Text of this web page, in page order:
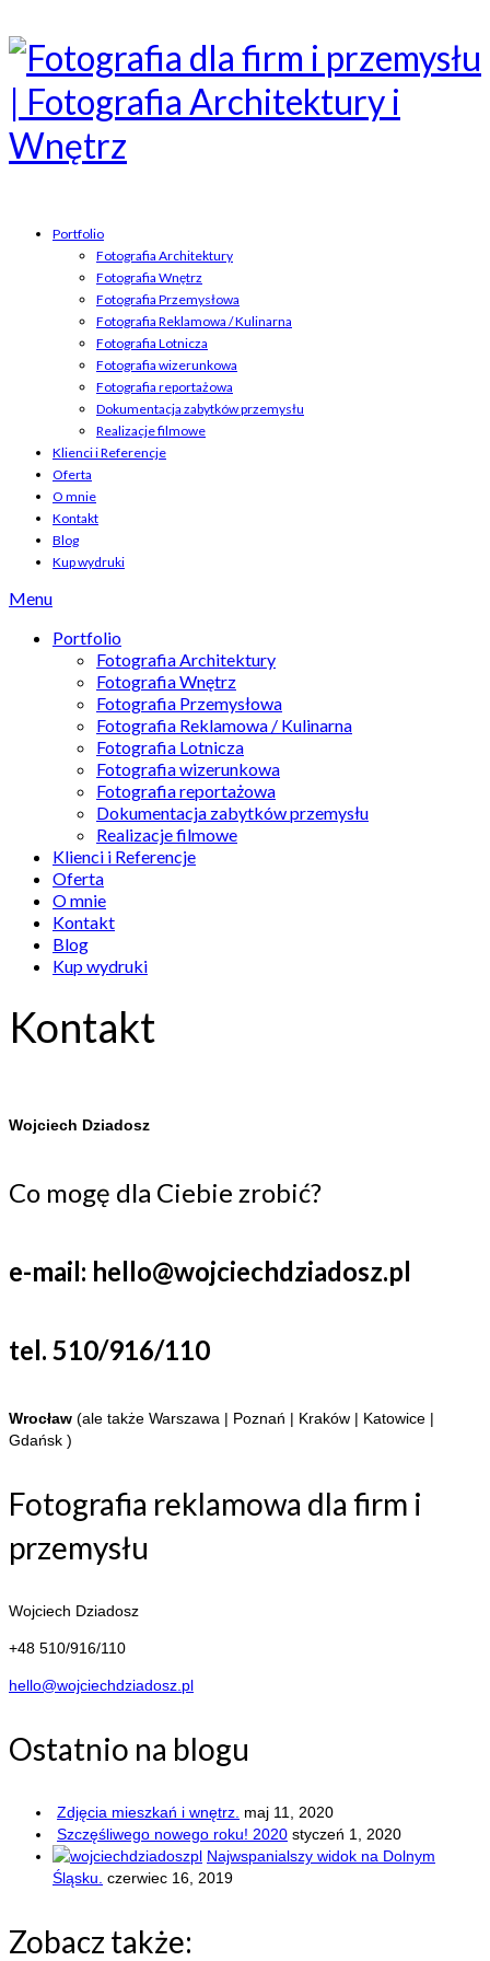
Portfolio
Fotografia Architektury
Fotografia Wnętrz
Fotografia Przemysłowa
Fotografia Reklamowa / Kulinarna
Fotografia Lotnicza
Fotografia wizerunkowa
Fotografia reportażowa
Dokumentacja zabytków przemysłu
Realizacje filmowe
Klienci i Referencje
Oferta
O mnie
Kontakt
Blog
Kup wydruki
Menu
Portfolio
Fotografia Architektury
Fotografia Wnętrz
Fotografia Przemysłowa
Fotografia Reklamowa / Kulinarna
Fotografia Lotnicza
Fotografia wizerunkowa
Fotografia reportażowa
Dokumentacja zabytków przemysłu
Realizacje filmowe
Klienci i Referencje
Oferta
O mnie
Kontakt
Blog
Kup wydruki
Kontakt
Wojciech Dziadosz
Co mogę dla Ciebie zrobić?
e-mail: hello@wojciechdziadosz.pl
tel. 510/916/110
Wrocław (ale także Warszawa | Poznań | Kraków | Katowice |
Gdańsk )
Fotografia reklamowa dla firm i
przemysłu
Wojciech Dziadosz
+48 510/916/110
hello@wojciechdziadosz.pl
Ostatnio na blogu
Zdjęcia mieszkań i wnętrz. maj 11, 2020
Szczęśliwego nowego roku! 2020 styczeń 1, 2020
Najwspanialszy widok na Dolnym
Śląsku. czerwiec 16, 2019
Zobacz także: